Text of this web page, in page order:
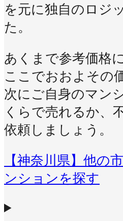
を元に独自のロジ
た。
あくまで参考価格
ここでおおよその
次にご自身のマン
くらで売れるか、
依頼しましょう。
【神奈川県】他の
ンションを探す